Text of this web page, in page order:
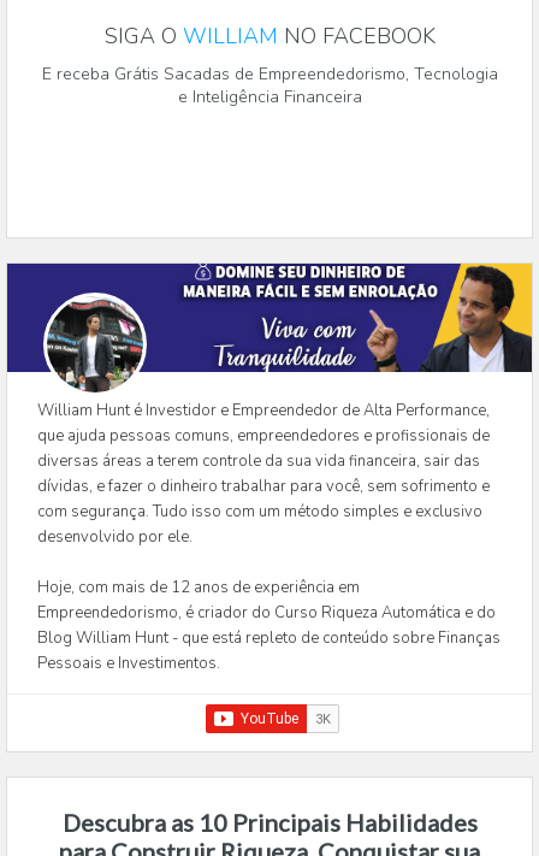
SIGA O WILLIAM NO FACEBOOK
E receba Grátis Sacadas de Empreendedorismo, Tecnologia
e Inteligência Financeira
William Hunt é Investidor e Empreendedor de Alta Performance,
que ajuda pessoas comuns, empreendedores e profissionais de
diversas áreas a terem controle da sua vida financeira, sair das
dívidas, e fazer o dinheiro trabalhar para você, sem sofrimento e
com segurança. Tudo isso com um método simples e exclusivo
desenvolvido por ele.
Hoje, com mais de 12 anos de experiência em
Empreendedorismo, é criador do Curso Riqueza Automática e do
Blog William Hunt - que está repleto de conteúdo sobre Finanças
Pessoais e Investimentos.
Descubra as 10 Principais Habilidades